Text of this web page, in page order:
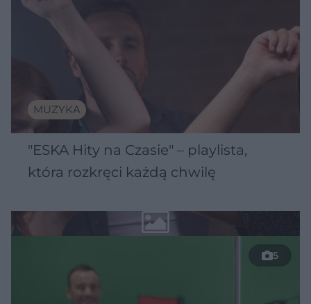
MUZYKA
"ESKA Hity na Czasie" – playlista,
która rozkręci każdą chwilę
5